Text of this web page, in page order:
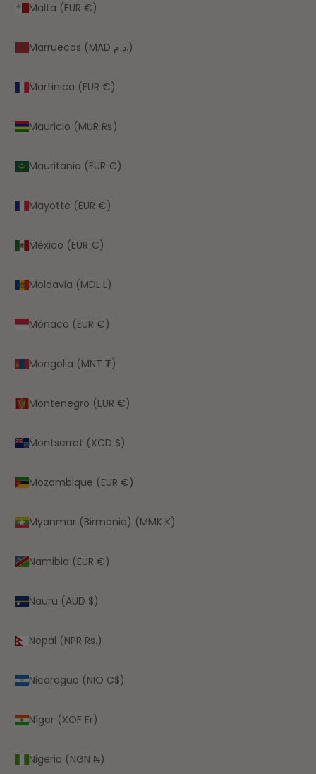
Malta (EUR €)
Marruecos (MAD د.م.)
Martinica (EUR €)
Mauricio (MUR ₨)
Mauritania (EUR €)
Mayotte (EUR €)
México (EUR €)
Moldavia (MDL L)
Mónaco (EUR €)
Mongolia (MNT ₮)
Montenegro (EUR €)
Montserrat (XCD $)
Mozambique (EUR €)
Myanmar (Birmania) (MMK K)
Namibia (EUR €)
Nauru (AUD $)
Nepal (NPR Rs.)
Nicaragua (NIO C$)
Níger (XOF Fr)
Nigeria (NGN ₦)